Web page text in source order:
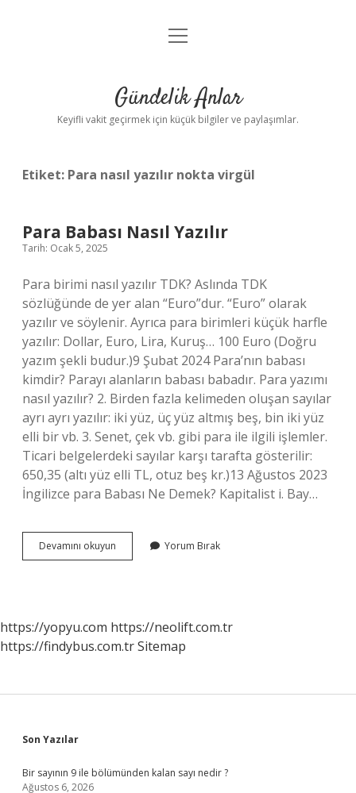
Anasayfa
Yasal Uyarı
menüyü
Gündelik Anlar
Keyifli vakit geçirmek için küçük bilgiler ve paylaşımlar.
Etiket: Para nasıl yazılır nokta virgül
Para Babası Nasıl Yazılır
Tarih: Ocak 5, 2025
Para birimi nasıl yazılır TDK? Aslında TDK
sözlüğünde de yer alan “Euro”dur. “Euro” olarak
yazılır ve söylenir. Ayrıca para birimleri küçük harfle
yazılır: Dollar, Euro, Lira, Kuruş… 100 Euro (Doğru
yazım şekli budur.)9 Şubat 2024 Para’nın babası
kimdir? Parayı alanların babası babadır. Para yazımı
nasıl yazılır? 2. Birden fazla kelimeden oluşan sayılar
ayrı ayrı yazılır: iki yüz, üç yüz altmış beş, bin iki yüz
elli bir vb. 3. Senet, çek vb. gibi para ile ilgili işlemler.
Ticari belgelerdeki sayılar karşı tarafta gösterilir:
650,35 (altı yüz elli TL, otuz beş kr.)13 Ağustos 2023
İngilizce para Babası Ne Demek? Kapitalist i. Bay…
Devamını okuyun
Babası
Yorum Bırak
https://yopyu.com https://neolift.com.tr
https://findybus.com.trSitemap
Sidebar
Son Yazılar
Bir sayının 9 ile bölümünden kalan sayı nedir ?
Ağustos 6, 2026